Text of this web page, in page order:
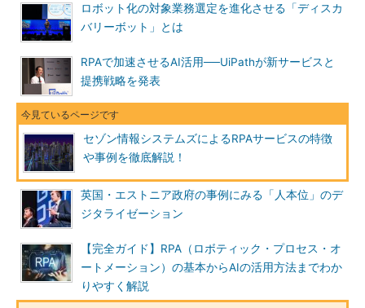
ロボット化の対象業務選定を進化させる「ディスカ
バリーボット」とは
RPAで加速させるAI活用──UiPathが新サービスと
提携戦略を発表
セゾン情報システムズによるRPAサービスの特徴
や事例を徹底解説！
英国・エストニア政府の事例にみる「人本位」のデ
ジタライゼーション
【完全ガイド】RPA（ロボティック・プロセス・オ
ートメーション）の基本からAIの活用方法までわか
りやすく解説